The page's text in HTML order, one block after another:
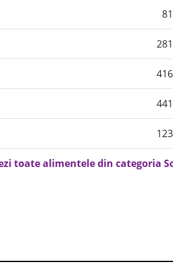
toate alimentele din categoria